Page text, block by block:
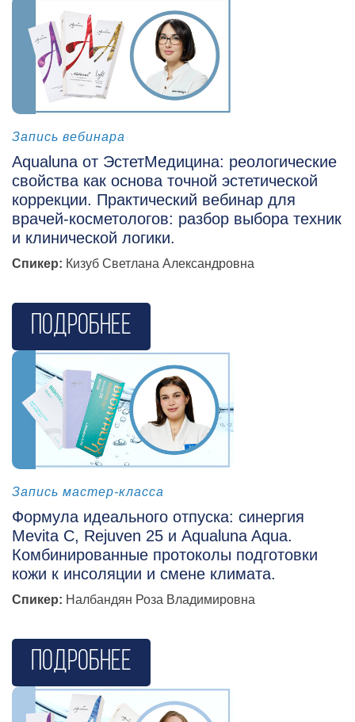
косметология
Запись вебинара
Aqualuna от ЭстетМедицина: реологические
свойства как основа точной эстетической
коррекции. Практический вебинар для
врачей-косметологов: разбор выбора техник
и клинической логики.
Спикер: Кизуб Светлана Александровна
Подробнее
косметология
Запись мастер-класса
Формула идеального отпуска: синергия
Mevita C, Rejuven 25 и Aqualuna Aqua.
Комбинированные протоколы подготовки
кожи к инсоляции и смене климата.
Спикер: Налбандян Роза Владимировна
Подробнее